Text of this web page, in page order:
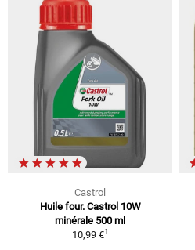
Castrol
Huile four. Castrol 10W
minérale 500 ml
10,99 €1